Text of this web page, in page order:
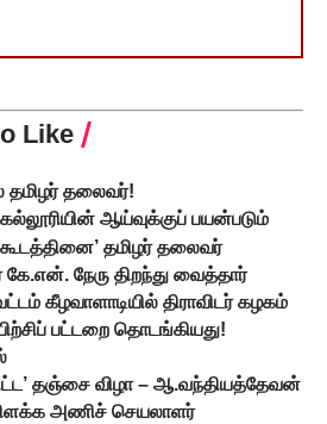
Like
தமிழர் தலைவர்!
கல்லூரியின் ஆய்வுக்குப் பயன்படும்
கூடத்தினை’ தமிழர் தலைவர்
நேரு திறந்து வைத்தார்
கீழவாளாடியில் திராவிடர் கழகம்
பட்டறை தொடங்கியது!
தஞ்சை விழா – ஆ.வந்தியத்தேவன்
அணிச் செயலாளர்